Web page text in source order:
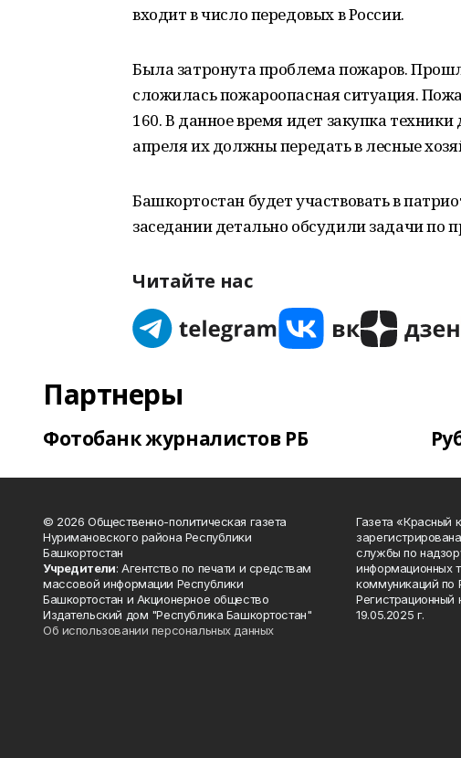
входит в число передовых в России.
Была затронута проблема пожаров.
сложилась пожароопасная ситуация.
160. В данное время идет закупка
апреля их должны передать в лесные
Башкортостан будет участвовать в
заседании детально обсудили задачи по
Читайте нас
Партнеры
Фотобанк журналистов РБ
© 2026 Общественно-политическая газета
Нуримановского района Республики
Башкортостан
Учредители: Агентство по печати и средствам
массовой информации Республики
Башкортостан и Акционерное общество
Издательский дом "Республика Башкортостан"
Об использовании персональных данных
Газета «Красный
службы по
информационных
коммуникаций по
19.05.2025 г.